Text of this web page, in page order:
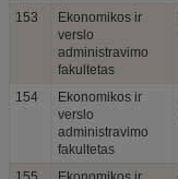
153
Ekonomikos ir
verslo
administravimo
fakultetas
154
Ekonomikos ir
verslo
administravimo
fakultetas